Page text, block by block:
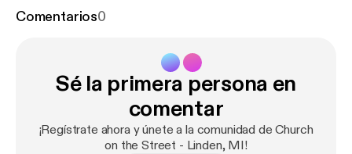
Comentarios0
Sé la primera persona en
comentar
¡Regístrate ahora y únete a la comunidad de Church
on the Street - Linden, MI!